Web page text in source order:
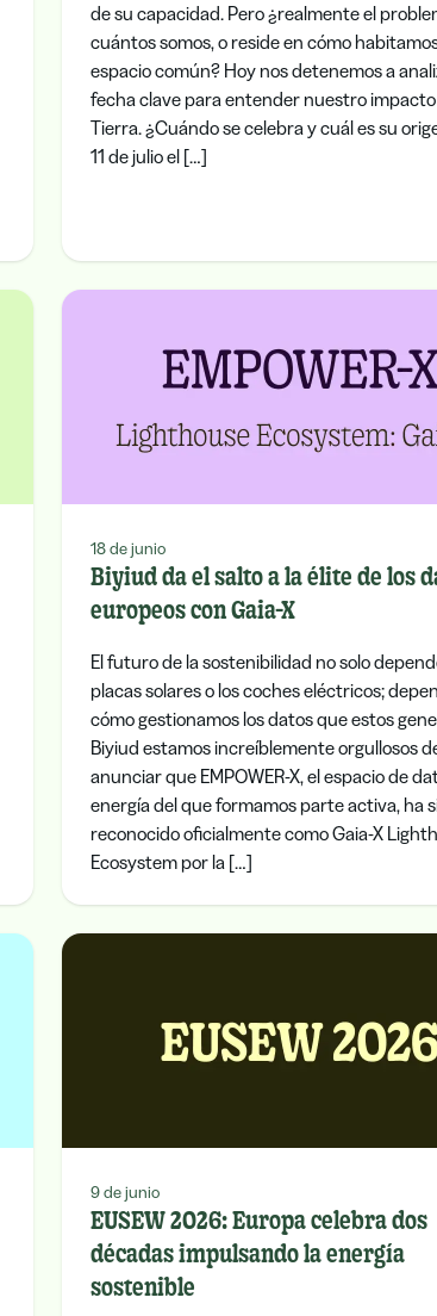
de su capacidad. Pero ¿realmente el
cuántos somos, o reside en cómo
espacio común? Hoy nos detenemos a
fecha clave para entender nuestro impacto
Tierra. ¿Cuándo se celebra y cuál es su
11 de julio el […]
18 de junio
Biyiud da el salto a la élite de los
europeos con Gaia-X
El futuro de la sostenibilidad no solo
placas solares o los coches eléctricos;
cómo gestionamos los datos que estos
Biyiud estamos increíblemente orgullosos
anunciar que EMPOWER-X, el espacio de
energía del que formamos parte activa, ha
reconocido oficialmente como Gaia-X
Ecosystem por la […]
9 de junio
EUSEW 2026: Europa celebra dos
décadas impulsando la energía
sostenible